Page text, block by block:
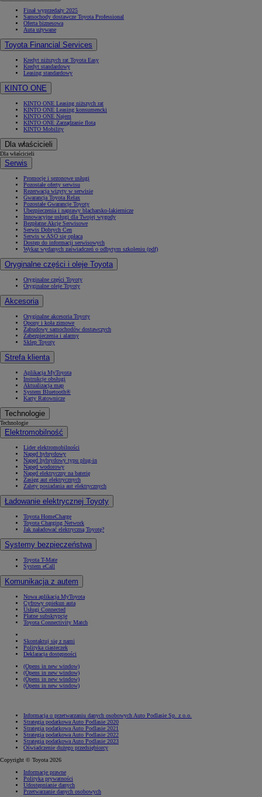
Finał wyprzedaży 2025
Samochody dostawcze Toyota Professional
Oferta biznesowa
Auta używane
Toyota Financial Services
Kredyt niższych rat Toyota Easy
Kredyt standardowy
Leasing standardowy
KINTO ONE
KINTO ONE Leasing niższych rat
KINTO ONE Leasing konsumencki
KINTO ONE Najem
KINTO ONE Zarządzanie flotą
KINTO Mobility
Dla właścicieli
Dla właścicieli
Serwis
Promocje i sezonowe usługi
Pozostałe oferty serwisu
Rezerwacja wizyty w serwisie
Gwarancja Toyota Relax
Pozostałe Gwarancje Toyoty
Ubezpieczenia i naprawy blacharsko-lakiernicze
Innowacyjne usługi dla Twojej wygody
Bezpłatne Akcje Serwisowe
Serwis Dobrych Cen
Serwis w ASO się opłaca
Dostęp do informacji serwisowych
Wykaz wydanych zaświadczeń o odbytym szkoleniu (pdf)
Oryginalne części i oleje Toyota
Oryginalne części Toyoty
Oryginalne oleje Toyoty
Akcesoria
Oryginalne akcesoria Toyoty
Opony i koła zimowe
Zabudowy samochodów dostawczych
Zabezpieczenia i alarmy
Sklep Toyoty
Strefa klienta
Aplikacja MyToyota
Instrukcje obsługi
Aktualizacja map
System Bluetooth®
Karty Ratownicze
Technologie
Technologie
Elektromobilność
Lider elektromobilności
Napęd hybrydowy
Napęd hybrydowy typu plug-in
Napęd wodorowy
Napęd elektryczny na baterię
Zasięg aut elektrycznych
Zalety posiadania aut elektrycznych
Ładowanie elektrycznej Toyoty
Toyota HomeCharge
Toyota Charging Network
Jak naładować elektryczną Toyotę?
Systemy bezpieczeństwa
Toyota T-Mate
System eCall
Komunikacja z autem
Nowa aplikacja MyToyota
Cyfrowy opiekun auta
Usługi Connected
Płatne subskrypcje
Toyota Connectivity Match
Skontaktuj się z nami
Polityka ciasteczek
Deklaracja dostępności
(Opens in new window)
(Opens in new window)
(Opens in new window)
(Opens in new window)
Informacja o przetwarzaniu danych osobowych Auto Podlasie Sp. z o.o.
Strategia podatkowa Auto Podlasie 2020
Strategia podatkowa Auto Podlasie 2021
Strategia podatkowa Auto Podlasie 2022
Strategia podatkowa Auto Podlasie 2023
Oświadczenie dużego przedsiębiorcy
Copyright © Toyota 2026
Informacje prawne
Polityka prywatności
Udostępnianie danych
Przetwarzanie danych osobowych